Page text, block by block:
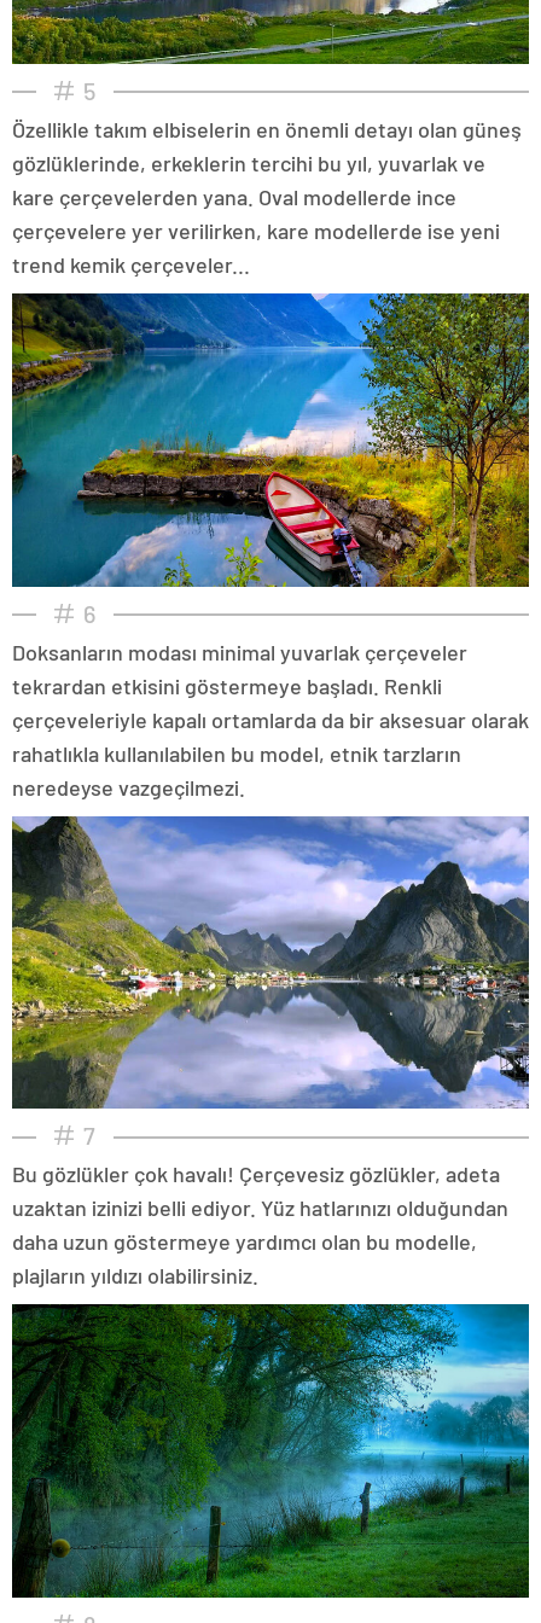
5
Özellikle takım elbiselerin en önemli detayı olan güneş
gözlüklerinde, erkeklerin tercihi bu yıl, yuvarlak ve
kare çerçevelerden yana. Oval modellerde ince
çerçevelere yer verilirken, kare modellerde ise yeni
trend kemik çerçeveler...
6
Doksanların modası minimal yuvarlak çerçeveler
tekrardan etkisini göstermeye başladı. Renkli
çerçeveleriyle kapalı ortamlarda da bir aksesuar olarak
rahatlıkla kullanılabilen bu model, etnik tarzların
neredeyse vazgeçilmezi.
7
Bu gözlükler çok havalı! Çerçevesiz gözlükler, adeta
uzaktan izinizi belli ediyor. Yüz hatlarınızı olduğundan
daha uzun göstermeye yardımcı olan bu modelle,
plajların yıldızı olabilirsiniz.